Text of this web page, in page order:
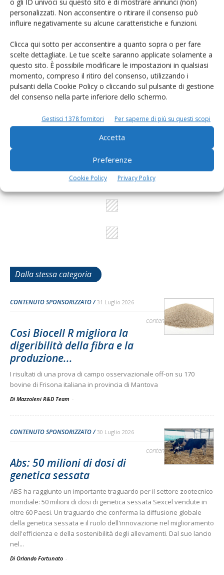
personalizzati. Non acconsentire o ritirare il consenso può
influire negativamente su alcune caratteristiche e funzioni.
Clicca qui sotto per acconsentire a quanto sopra o per fare
scelte dettagliate. Le tue scelte saranno applicate solamente a
questo sito. È possibile modificare le impostazioni in qualsiasi
momento, compreso il ritiro del consenso, utilizzando i
pulsanti della Cookie Policy o cliccando sul pulsante di gestione
del consenso nella parte inferiore dello schermo.
Gestisci 1378 fornitori Per saperne di più su questi scopi
Accetta
Preferenze
Cookie Policy Privacy Policy
Catalogo Aziende e Prodotti
prodotto!
Cerca adesso
L'Esperto risponde
I consigli di Terra e Vita agli agricoltori
Cerca adesso
Dalla stessa categoria
CONTENUTO SPONSORIZZATO 31 Luglio 2026
contenuto sponsorizzato
Così Biocell R migliora la
digeribilità della fibra e la
produzione...
I risultati di una prova di campo osservazionale off-on su 170
bovine di Frisona italiana in provincia di Mantova
Di Mazzoleni R&D Team -
CONTENUTO SPONSORIZZATO 30 Luglio 2026
contenuto sponsorizzato
Abs: 50 milioni di dosi di
genetica sessata
ABS ha raggiunto un importante traguardo per il settore zootecnico
mondiale: 50 milioni di dosi di genetica sessata Sexcel vendute in
oltre 60 Paesi. Un traguardo che conferma la diffusione globale
della genetica sessata e il ruolo dell'innovazione nel miglioramento
dell'efficienza e della sostenibilità degli allevamenti. Dal suo lancio
nel...
Di Orlando Fortunato -